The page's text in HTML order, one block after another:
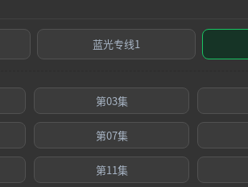
蓝光专线1
第03集
第07集
第11集